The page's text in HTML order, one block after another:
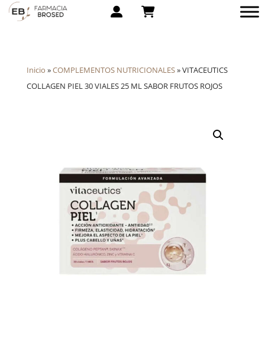
Inicio »COMPLEMENTOS NUTRICIONALES»VITACEUTICS
COLLAGEN PIEL 30 VIALES 25 ML SABOR FRUTOS ROJOS